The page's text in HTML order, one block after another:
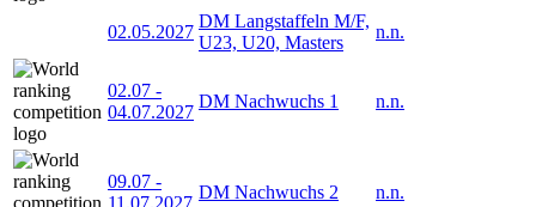
02.05.2027
DM Langstaffeln M/F,
U23, U20, Masters
n.n.
02.07 -
04.07.2027
DM Nachwuchs 1 n.n.
09.07 -
11.07.2027
DM Nachwuchs 2 n.n.